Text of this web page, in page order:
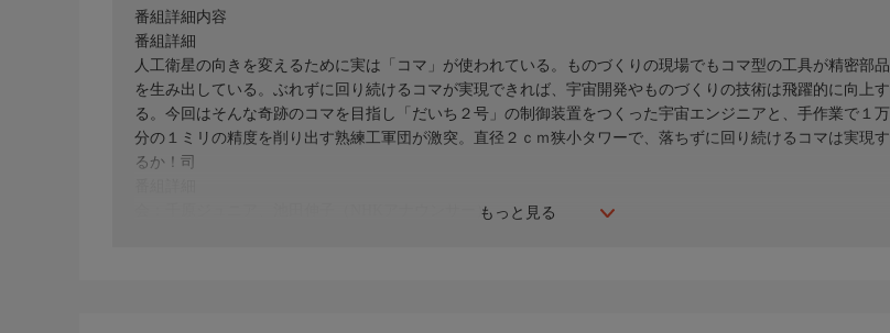
もっと見る
番組詳細内容
番組詳細
人工衛星の向きを変えるために実は「コマ」が使われている。ものづくりの現場でもコマ型の工具が精密部品
を生み出している。ぶれずに回り続けるコマが実現できれば、宇宙開発やものづくりの技術は飛躍的に向上す
る。今回はそんな奇跡のコマを目指し「だいち２号」の制御装置をつくった宇宙エンジニアと、手作業で１万
分の１ミリの精度を削り出す熟練工軍団が激突。直径２ｃｍ狭小タワーで、落ちずに回り続けるコマは実現す
るか！司
会：千原ジュニア、池田伸子（NHKアナウンサー）